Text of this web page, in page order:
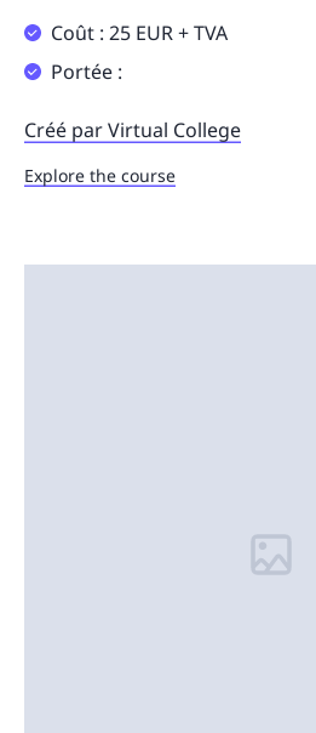
Coût : 25 EUR + TVA
Portée :
Créé par Virtual College
Explore the course